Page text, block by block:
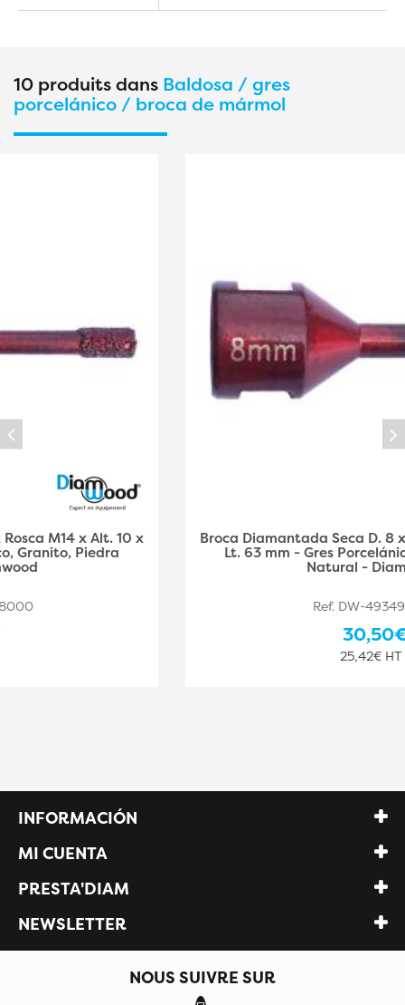
10 produits dans Baldosa / gres
porcelánico / broca de mármol
Broca Diamantada Seca D. 8 x Rosca M14 x Alt. 10 x
Lt. 63 mm - Gres Porcelánico, Granito, Piedra
INFORMACIÓN
MI CUENTA
PRESTA'DIAM
NEWSLETTER
NOUS SUIVRE SUR